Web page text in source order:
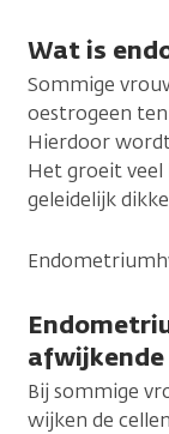
Wat is
Sommige
oestrogeen
Hierdoor
Het groeit veel
geleidelijk
afwijkende
Bij sommige
wijken de